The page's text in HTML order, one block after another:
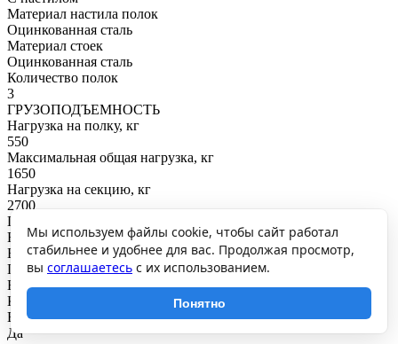
Материал настила полок
Оцинкованная сталь
Материал стоек
Оцинкованная сталь
Количество полок
3
ГРУЗОПОДЪЕМНОСТЬ
Нагрузка на полку, кг
550
Максимальная общая нагрузка, кг
1650
Нагрузка на секцию, кг
2700
ПОКРЫТИЕ И ЦВЕТ
RAL
Балки: RAL7101
Покрытие
Балки: порошковое
КРЕПЛЕНИЕ
Возможность сборки в линейку через общую стойку
Да
Мы используем файлы cookie, чтобы сайт работал
стабильнее и удобнее для вас. Продолжая просмотр,
вы соглашаетесь с их использованием.
Понятно